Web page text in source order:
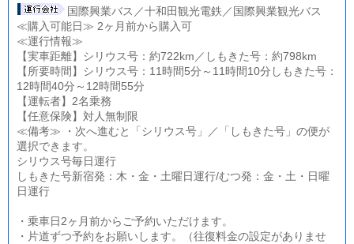
国際興業バス／十和田観光電鉄／国際興業観光バス
≪購入可能日≫ 2ヶ月前から購入可
≪運行情報≫
【実車距離】シリウス号：約722km／しもきた号：約798km
【所要時間】シリウス号：11時間5分～11時間10分しもきた号：
12時間40分～12時間55分
【運転者】2名乗務
【任意保険】対人無制限
≪備考≫ ・次へ進むと「シリウス号」／「しもきた号」の便が
選択できます。
シリウス号毎日運行
しもきた号新宿発：木・金・土曜日運行/むつ発：金・土・日曜
日運行
・乗車日2ヶ月前からご予約いただけます。
・片道ずつ予約をお願いします。（往復料金の設定がありませ